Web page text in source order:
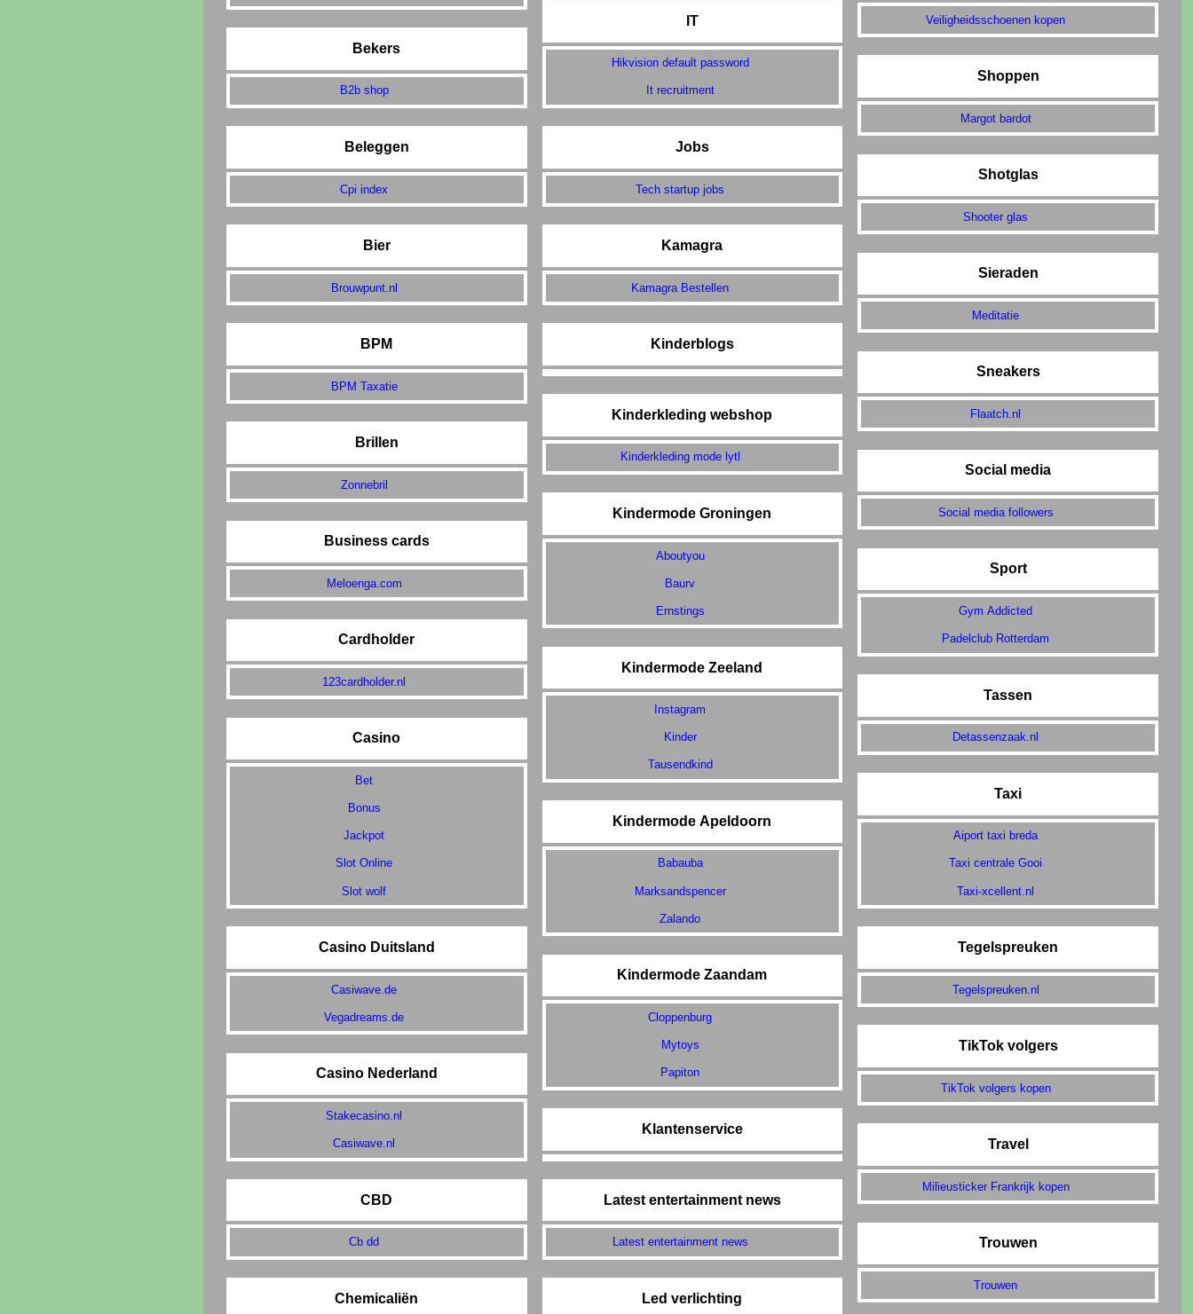
Bekers
B2b shop
Beleggen
Cpi index
Bier
Brouwpunt.nl
BPM
BPM Taxatie
Brillen
Zonnebril
Business cards
Meloenga.com
Cardholder
123cardholder.nl
Casino
Bet
Bonus
Jackpot
Slot Online
Slot wolf
Casino Duitsland
Casiwave.de
Vegadreams.de
Casino Nederland
Stakecasino.nl
Casiwave.nl
CBD
Cb dd
Chemicaliën
IT
Hikvision default password
It recruitment
Jobs
Tech startup jobs
Kamagra
Kamagra Bestellen
Kinderblogs
Kinderkleding webshop
Kinderkleding mode lytl
Kindermode Groningen
Aboutyou
Baurv
Ernstings
Kindermode Zeeland
Instagram
Kinder
Tausendkind
Kindermode Apeldoorn
Babauba
Marksandspencer
Zalando
Kindermode Zaandam
Cloppenburg
Mytoys
Papiton
Klantenservice
Latest entertainment news
Latest entertainment news
Led verlichting
Veiligheidsschoenen kopen
Shoppen
Margot bardot
Shotglas
Shooter glas
Sieraden
Meditatie
Sneakers
Flaatch.nl
Social media
Social media followers
Sport
Gym Addicted
Padelclub Rotterdam
Tassen
Detassenzaak.nl
Taxi
Aiport taxi breda
Taxi centrale Gooi
Taxi-xcellent.nl
Tegelspreuken
Tegelspreuken.nl
TikTok volgers
TikTok volgers kopen
Travel
Milieusticker Frankrijk kopen
Trouwen
Trouwen